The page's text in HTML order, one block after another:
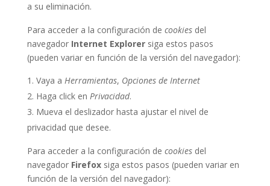
a su eliminación.
Para acceder a la configuración de cookiesdel
navegador Internet Explorersiga estos pasos
(pueden variar en función de la versión del navegador):
Vaya a Herramientas, Opciones de Internet
Haga click en Privacidad.
Mueva el deslizador hasta ajustar el nivel de
privacidad que desee.
Para acceder a la configuración de cookiesdel
navegador Firefoxsiga estos pasos (pueden variar en
función de la versión del navegador):